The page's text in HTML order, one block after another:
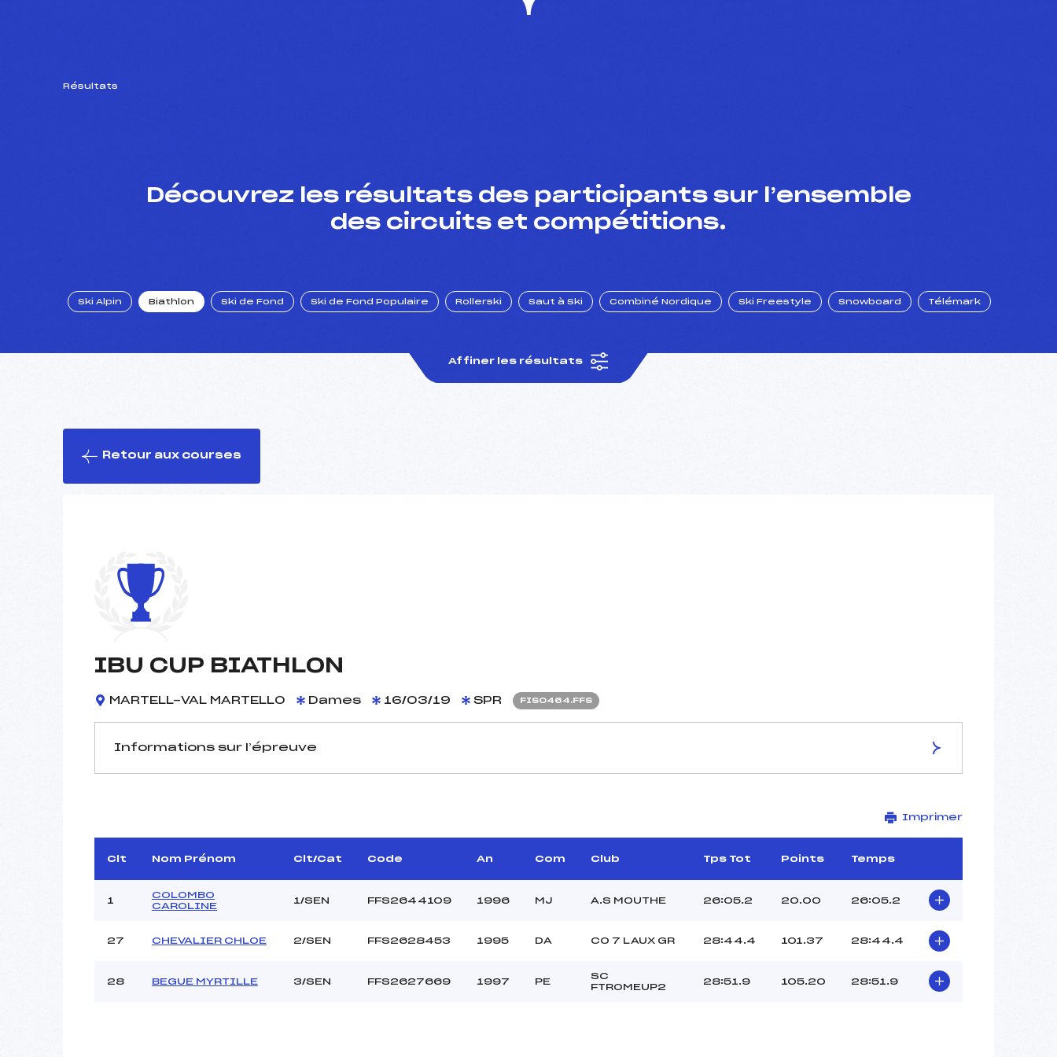
Résultats
Découvrez les résultats des participants sur l’ensemble
des circuits et compétitions.
Ski Alpin Biathlon Ski de Fond Ski de Fond Populaire Rollerski Saut à Ski Combiné Nordique Ski Freestyle Snowboard Télémark
Affiner les résultats
Retour aux courses
IBU CUP BIATHLON
MARTELL-VAL MARTELLO Dames 16/03/19 SPR FIS0464.FFS
Informations sur l’épreuve
D.T Adjoint :
–
Dir. Epreuve :
–
MARTELL-VAL MARTELLO
Distance :
7.5 km
Point Haut :
Pénalité appliquée :
20.0000
Imprimer
Clt Nom Prénom Clt/Cat Code An Com Club Tps Tot Points Temps
1
COLOMBO
CAROLINE
1/SEN FFS2644109 1996 MJ A.S MOUTHE 26:05.2 20.00 26:05.2
27 CHEVALIER CHLOE 2/SEN FFS2628453 1995 DA CO 7 LAUX GR 28:44.4 101.37 28:44.4
28 BEGUE MYRTILLE 3/SEN FFS2627669 1997 PE
SC
FTROMEUP2
28:51.9 105.20 28:51.9